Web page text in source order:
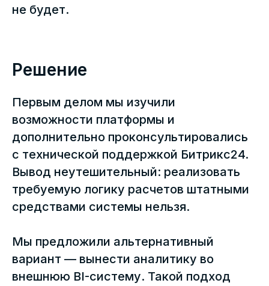
не будет.
Решение
Первым делом мы изучили
возможности платформы и
дополнительно проконсультировались
с технической поддержкой Битрикс24.
Вывод неутешительный: реализовать
требуемую логику расчетов штатными
средствами системы нельзя.
Мы предложили альтернативный
вариант — вынести аналитику во
внешнюю BI-систему. Такой подход